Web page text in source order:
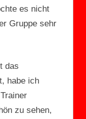
es nicht
Gruppe sehr
das
habe ich
zu sehen,